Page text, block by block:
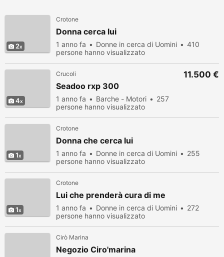
2
Crotone
Donna cerca lui
1 anno fa Donne in cerca di Uomini
410
persone hanno visualizzato
4
Crucoli
Seadoo rxp 300
1 anno fa Barche - Motori
257
persone hanno visualizzato
11.500 €
1
Crotone
Donna che cerca lui
1 anno fa Donne in cerca di Uomini
255
persone hanno visualizzato
1
Crotone
Lui che prenderà cura di me
1 anno fa Donne in cerca di Uomini
272
persone hanno visualizzato
Cirò Marina
Negozio Ciro'marina